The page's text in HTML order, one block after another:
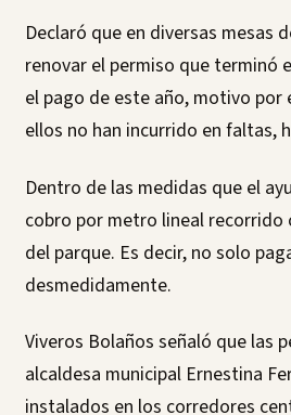
Declaró que en diversas mesas
renovar el permiso que terminó
el pago de este año, motivo por
ellos no han incurrido en faltas,
Dentro de las medidas que el
cobro por metro lineal recorrido
del parque. Es decir, no solo
desmedidamente.
Viveros Bolaños señaló que las
alcaldesa municipal Ernestina
instalados en los corredores